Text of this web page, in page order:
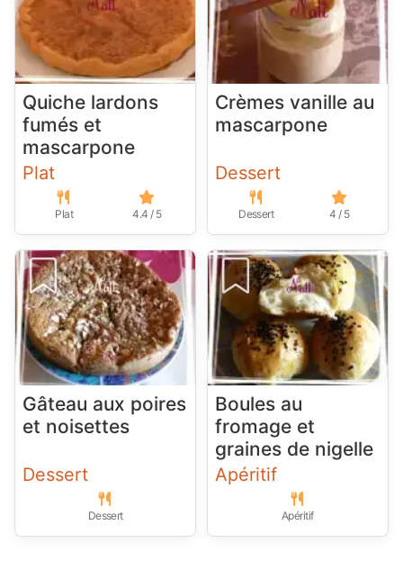
Quiche lardons
fumés et
mascarpone
Plat
Plat 4.4 / 5
Crèmes vanille au
mascarpone
Dessert
Dessert 4 / 5
Gâteau aux poires
et noisettes
Dessert
Dessert
Boules au
fromage et
graines de nigelle
Apéritif
Apéritif